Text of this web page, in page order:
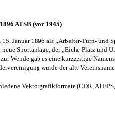
ATSB (vor 1945)
15. Januar 1896 als „Arbeiter-Turn- und
Sportanlage, der „Eiche-Platz und
Wende gab es eine kurzzeitige
wurde der alte
Vektorgrafikformate (CDR, AI